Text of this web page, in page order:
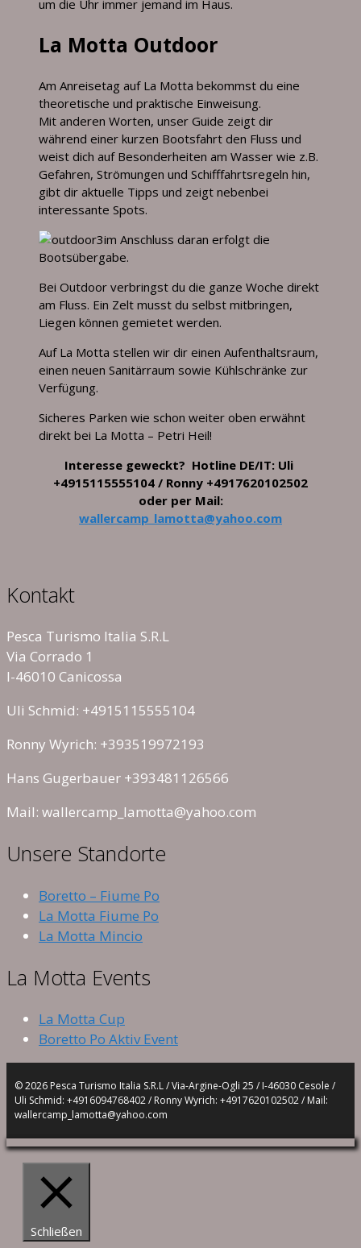
um die Uhr immer jemand im Haus.
La Motta Outdoor
Am Anreisetag auf La Motta bekommst du eine
theoretische und praktische Einweisung.
Mit anderen Worten, unser Guide zeigt dir
während einer kurzen Bootsfahrt den Fluss und
weist dich auf Besonderheiten am Wasser wie z.B.
Gefahren, Strömungen und Schifffahrtsregeln hin,
gibt dir aktuelle Tipps und zeigt nebenbei
interessante Spots.
im Anschluss daran erfolgt die
Bootsübergabe.
Bei Outdoor verbringst du die ganze Woche direkt
am Fluss. Ein Zelt musst du selbst mitbringen,
Liegen können gemietet werden.
Auf La Motta stellen wir dir einen Aufenthaltsraum,
einen neuen Sanitärraum sowie Kühlschränke zur
Verfügung.
Sicheres Parken wie schon weiter oben erwähnt
direkt bei La Motta – Petri Heil!
Interesse geweckt? Hotline DE/IT: Uli
+4915115555104 / Ronny +4917620102502
oder per Mail:
wallercamp_lamotta@yahoo.com
Kontakt
Pesca Turismo Italia S.R.L
Via Corrado 1
I-46010 Canicossa
Uli Schmid: +4915115555104
Ronny Wyrich: +393519972193
Hans Gugerbauer +393481126566
Mail: wallercamp_lamotta@yahoo.com
Unsere Standorte
Boretto – Fiume Po
La Motta Fiume Po
La Motta Mincio
La Motta Events
La Motta Cup
Boretto Po Aktiv Event
© 2026 Pesca Turismo Italia S.R.L / Via-Argine-Ogli 25 / I-46030 Cesole /
Uli Schmid: +4916094768402 / Ronny Wyrich: +4917620102502 / Mail:
wallercamp_lamotta@yahoo.com
Schließen